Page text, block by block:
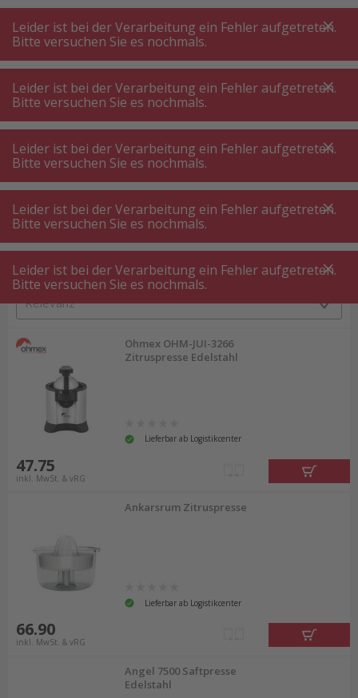
A +++
A+++
A +++
A+++
MyPost
MyPost
MENÜ SUCHE
Getränkezubereitung Entsafter ⋅ Saftpresse
Entsafter ⋅ Saftpresse ⋅ Zitruspresse
Produktfilter
129 P.
Sortieren nach
Ohmex OHM-JUI-3266
Zitruspresse Edelstahl
Lieferbar ab Logistikcenter
47.75
inkl. MwSt. & vRG
Ankarsrum Zitruspresse
Lieferbar ab Logistikcenter
66.90
inkl. MwSt. & vRG
Angel 7500 Saftpresse
Edelstahl
Leider ist bei der Verarbeitung ein Fehler aufgetreten.
Bitte versuchen Sie es nochmals.
Leider ist bei der Verarbeitung ein Fehler aufgetreten.
Bitte versuchen Sie es nochmals.
Leider ist bei der Verarbeitung ein Fehler aufgetreten.
Bitte versuchen Sie es nochmals.
Leider ist bei der Verarbeitung ein Fehler aufgetreten.
Bitte versuchen Sie es nochmals.
Leider ist bei der Verarbeitung ein Fehler aufgetreten.
Bitte versuchen Sie es nochmals.